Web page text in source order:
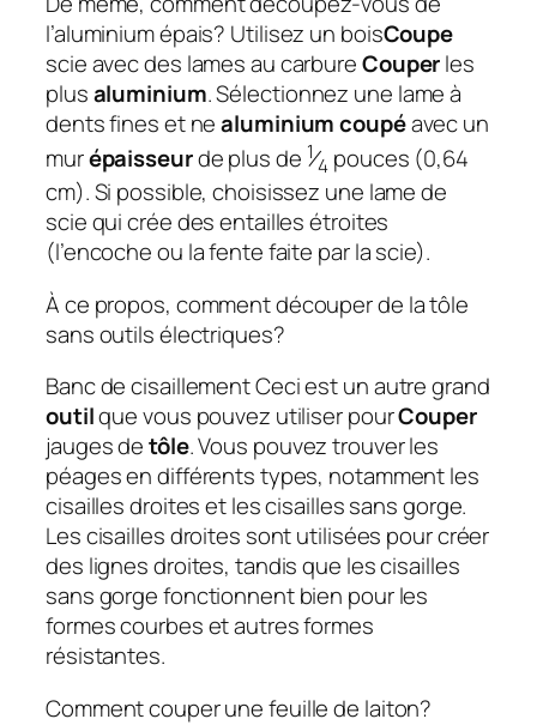
l’aluminium épais? Utilisez un boisCoupe
scie avec des lames au carbureCouperles
plusaluminium. Sélectionnez une lame à
dents fines et nealuminium coupéavec un
murépaisseurde plus de 1⁄4 pouces (0,64
cm). Si possible, choisissez une lame de
scie qui crée des entailles étroites
(l’encoche ou la fente faite par la scie).
À ce propos, comment découper de la tôle
sans outils électriques?
Banc de cisaillementCeci est un autre grand
outilque vous pouvez utiliser pourCouper
jauges detôle. Vous pouvez trouver les
péages en différents types, notamment les
cisailles droites et les cisailles sans gorge.
Les cisailles droites sont utilisées pour créer
des lignes droites, tandis que les cisailles
sans gorge fonctionnent bien pour les
formes courbes et autres formes
résistantes.
Comment couper une feuille de laiton?